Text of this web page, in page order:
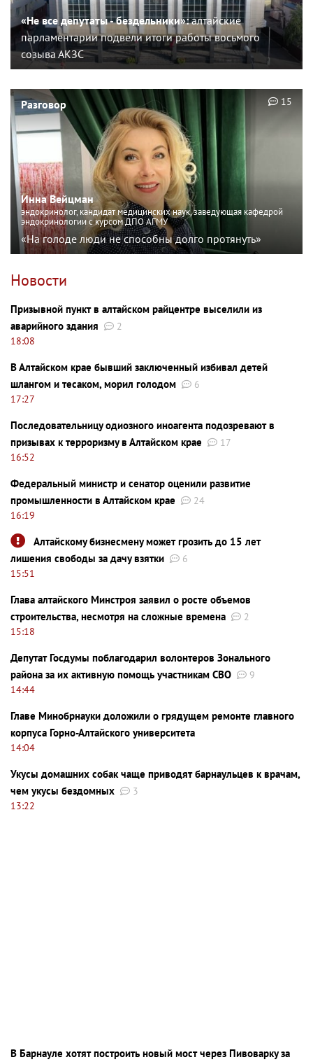
«Не все депутаты - бездельники»:алтайские
парламентарии подвели итоги работы восьмого
созыва АКЗС
Разговор
Инна Вейцман
эндокринолог, кандидат медицинских наук, заведующая кафедрой
эндокринологии с курсом ДПО АГМУ
«На голоде люди не способны долго протянуть»
15
Новости
Призывной пункт в алтайском райцентре выселили из
аварийного здания
2
18:08
В Алтайском крае бывший заключенный избивал детей
шлангом и тесаком, морил голодом
6
17:27
Последовательницу одиозного иноагента подозревают в
призывах к терроризму в Алтайском крае
17
16:52
Федеральный министр и сенатор оценили развитие
промышленности в Алтайском крае
24
16:19
Алтайскому бизнесмену может грозить до 15 лет
лишения свободы за дачу взятки
6
15:51
Глава алтайского Минстроя заявил о росте объемов
строительства, несмотря на сложные времена
2
15:18
Депутат Госдумы поблагодарил волонтеров Зонального
района за их активную помощь участникам СВО
9
14:44
Главе Минобрнауки доложили о грядущем ремонте главного
корпуса Горно-Алтайского университета
14:04
Укусы домашних собак чаще приводят барнаульцев к врачам,
чем укусы бездомных
3
13:22
В Барнауле хотят построить новый мост через Пивоварку за